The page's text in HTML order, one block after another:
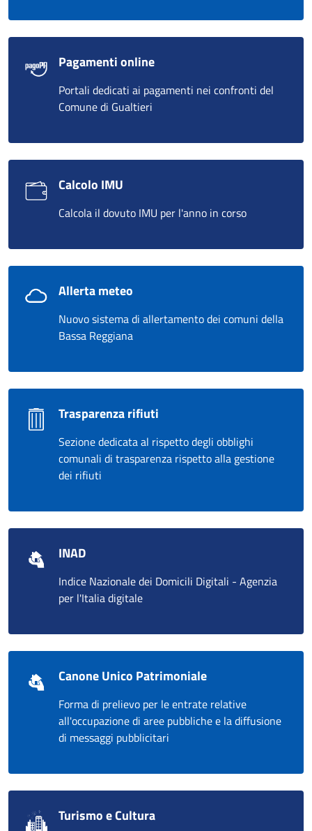
Pagamenti online
Portali dedicati ai pagamenti nei confronti del
Comune di Gualtieri
Calcolo IMU
Calcola il dovuto IMU per l'anno in corso
Allerta meteo
Nuovo sistema di allertamento dei comuni della
Bassa Reggiana
Trasparenza rifiuti
Sezione dedicata al rispetto degli obblighi
comunali di trasparenza rispetto alla gestione
dei rifiuti
INAD
Indice Nazionale dei Domicili Digitali - Agenzia
per l'Italia digitale
Canone Unico Patrimoniale
Forma di prelievo per le entrate relative
all'occupazione di aree pubbliche e la diffusione
di messaggi pubblicitari
Turismo e Cultura